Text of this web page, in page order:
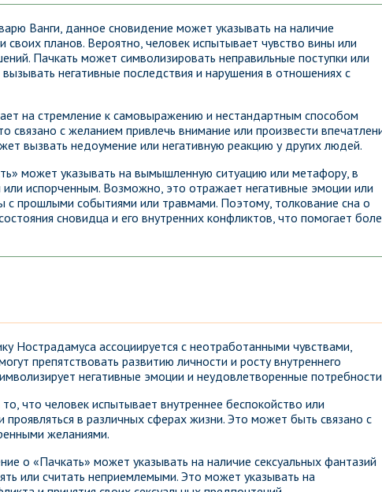
Ванги, данное сновидение может указывать на наличие
своих планов. Вероятно, человек испытывает чувство вины или
Пачкать может символизировать неправильные поступки или
негативные последствия и нарушения в отношениях с
на стремление к самовыражению и нестандартным способом
связано с желанием привлечь внимание или произвести
вызвать недоумение или негативную реакцию у других людей.
может указывать на вымышленную ситуацию или метафору, в
испорченным. Возможно, это отражает негативные эмоции или
с прошлыми событиями или травмами. Поэтому, толкование сна о
сновидца и его внутренних конфликтов, что помогает
Нострадамуса ассоциируется с неотработанными чувствами,
препятствовать развитию личности и росту внутреннего
негативные эмоции и неудовлетворенные
что человек испытывает внутреннее беспокойство или
проявляться в различных сферах жизни. Это может быть связано с
желаниями.
о «Пачкать» может указывать на наличие сексуальных фантазий
или считать неприемлемыми. Это может указывать на